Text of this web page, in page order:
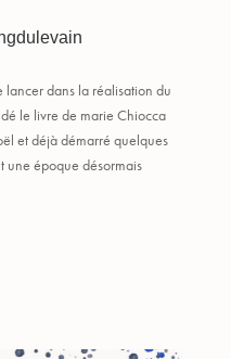
dans la réalisation du
le livre de marie Chiocca
et déjà démarré quelques
une époque désormais